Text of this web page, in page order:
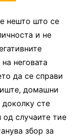
нешто што се
и не
неговата
да се справи
домашни
доколку сте
случаите тие
збор за